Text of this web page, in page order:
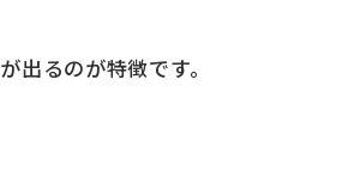
出るのが特徴です。